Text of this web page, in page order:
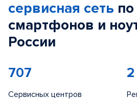
сервисная сеть
смартфонов и
России
707
Сервисных центров